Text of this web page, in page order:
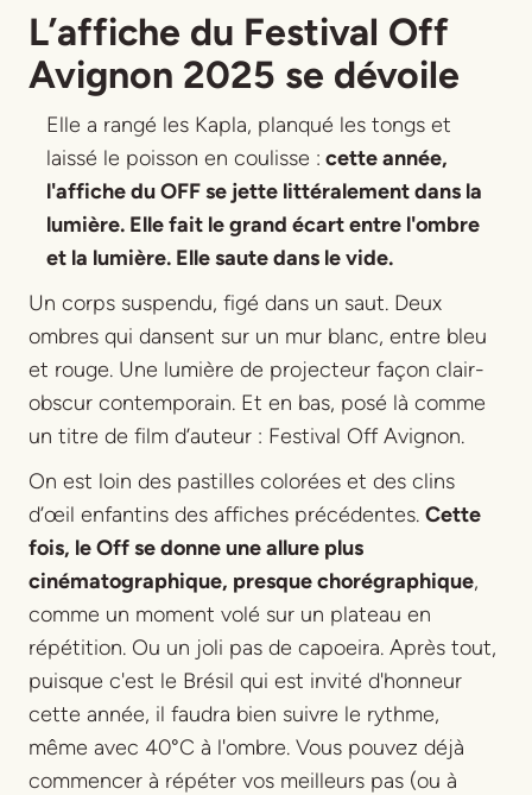
Title
L’affiche du Festival Off
Avignon 2025 se dévoile
Elle a rangé les Kapla, planqué les tongs et
laissé le poisson en coulisse : cette année,
l'affiche du OFF se jette littéralement dans la
lumière. Elle fait le grand écart entre l'ombre
et la lumière. Elle saute dans le vide.
Un corps suspendu, figé dans un saut. Deux
ombres qui dansent sur un mur blanc, entre bleu
et rouge. Une lumière de projecteur façon clair-
obscur contemporain. Et en bas, posé là comme
un titre de film d’auteur : Festival Off Avignon.
On est loin des pastilles colorées et des clins
d’œil enfantins des affiches précédentes. Cette
fois, le Off se donne une allure plus
cinématographique, presque chorégraphique,
comme un moment volé sur un plateau en
répétition. Ou un joli pas de capoeira. Après tout,
puisque c'est le Brésil qui est invité d'honneur
cette année, il faudra bien suivre le rythme,
même avec 40°C à l'ombre. Vous pouvez déjà
commencer à répéter vos meilleurs pas (ou à